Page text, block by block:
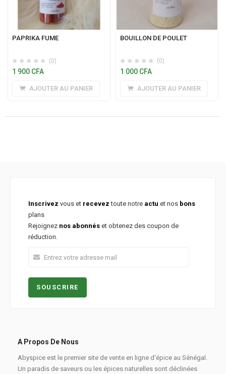
PAPRIKA FUME
(0)
1 900 CFA
AJOUTER AU PANIER
BOUILLON DE POULET
(0)
1 000 CFA
AJOUTER AU PANIER
Inscrivez vous et recevez toute notre actu et nos bons
plans
Rejoignez nos abonnés et obtenez des coupon de
réduction.
A Propos De Nous
Abyspice est le premier site de vente en ligne d'épice au Sénégal.
Un paradis de saveurs ou les épices naturelles sont déclinées